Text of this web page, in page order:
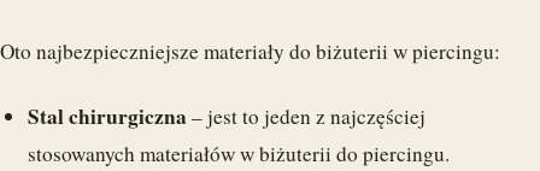
Oto najbezpieczniejsze materiały do biżuterii w piercingu:
Stal chirurgiczna – jest to jeden z najczęściej
stosowanych materiałów w biżuterii do piercingu.